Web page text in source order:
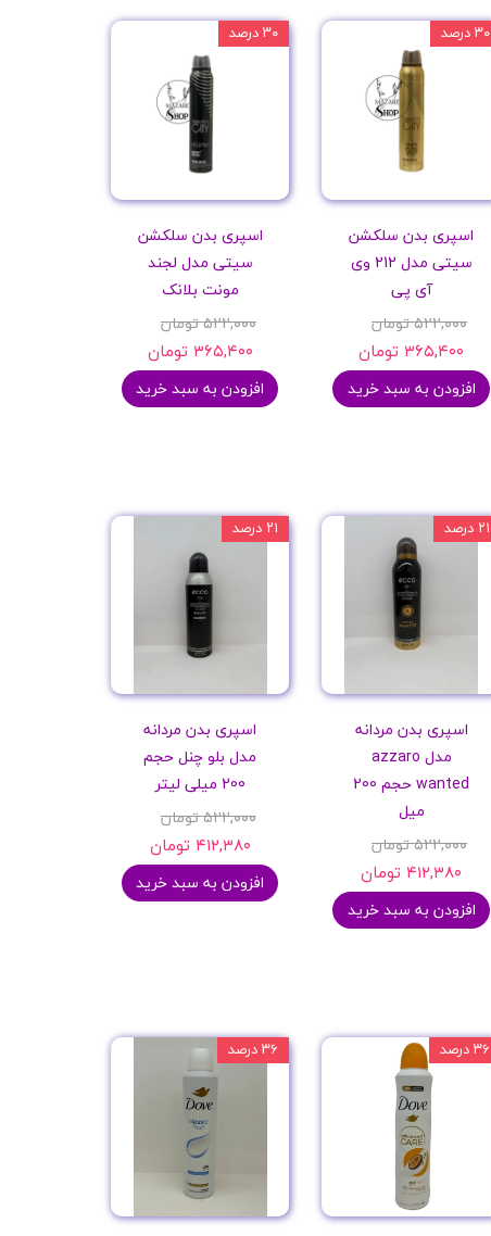
اسپری بدن سلکشن
سیتی مدل 212 وی
آی پی
۵۲۲,۰۰۰ تومان
۳۶۵,۴۰۰ تومان
افزودن به سبد خرید
۳۰ درصد
اسپری بدن سلکشن
سیتی مدل لجند
مونت بلانک
۵۲۲,۰۰۰ تومان
۳۶۵,۴۰۰ تومان
افزودن به سبد خرید
۳۰ درصد
اسپری بدن مردانه
مدل azzaro
wanted حجم 200
میل
۵۲۲,۰۰۰ تومان
۴۱۲,۳۸۰ تومان
افزودن به سبد خرید
۲۱ درصد
اسپری بدن مردانه
مدل بلو چنل حجم
200 میلی لیتر
۵۲۲,۰۰۰ تومان
۴۱۲,۳۸۰ تومان
افزودن به سبد خرید
۲۱ درصد
۳۶ درصد ۳۶ درصد